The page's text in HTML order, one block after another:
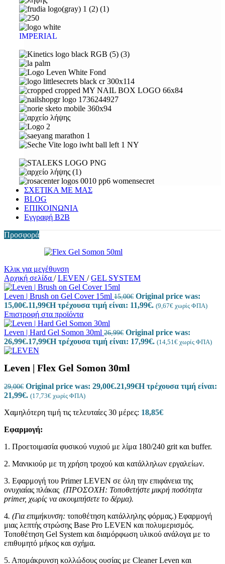
IMPERIAL
ΣΧΕΤΙΚΑ ΜΕ ΜΑΣ
BLOG
ΕΠΙΚΟΙΝΩΝΙΑ
Εγγραφή Β2Β
Προσφορά
Κλικ για μεγέθυνση
Αρχική σελίδα / LEVEN / GEL SYSTEM
Leven | Brush on Gel Cover 15ml 15,00€ Original price was:
15,00€.11,99€Η τρέχουσα τιμή είναι: 11,99€. (9,67€ χωρίς ΦΠΑ)
Επιστροφή στα προϊόντα
Leven | Hard Gel Somon 30ml 26,99€ Original price was:
26,99€.17,99€Η τρέχουσα τιμή είναι: 17,99€. (14,51€ χωρίς ΦΠΑ)
Leven | Flex Gel Somon 30ml
29,00€ Original price was: 29,00€.21,99€Η τρέχουσα τιμή είναι:
21,99€. (17,73€ χωρίς ΦΠΑ)
Χαμηλότερη τιμή τις τελευταίες 30 μέρες: 18,85€
Εφαρμογή:
1. Προετοιμασία φυσικού νυχιού με λίμα 180/240 grit και buffer.
2. Μανικιούρ με τη χρήση τροχού και κατάλληλων εργαλείων.
3. Εφαρμογή του Primer LEVEN σε όλη την επιφάνεια της
ονυχιαίας πλάκας (ΠΡΟΣΟΧΗ: Τοποθετήστε μικρή ποσότητα
primer, χωρίς να ακουμπήσετε το δέρμα).
4. (Για επιμήκυνση: τοποθέτηση κατάλληλης φόρμας.) Εφαρμογή
μιας λεπτής στρώσης Base Pro LEVEN και πολυμερισμός.
Τοποθέτηση Gel System και διαμόρφωση υλικού ανάλογα με το
επιθυμητό μήκος και σχήμα.
5. Απομάκρυνση κολλώδους ουσίας με Cleaner Leven και